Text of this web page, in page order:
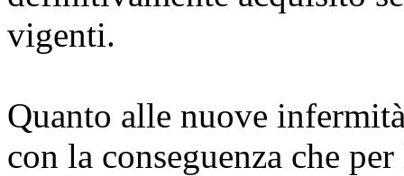
vigenti.
Quanto alle nuove
con la conseguenza che